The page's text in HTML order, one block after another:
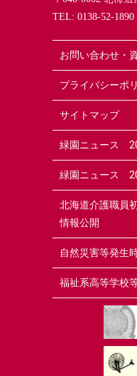
TEL: 0138-52-1890
お問い合わせ・
プライバシーポ
サイトマップ
緑園ニュース
緑園ニュース
北海道介護職員
情報公開
自然災害等発生
福祉系高等学校